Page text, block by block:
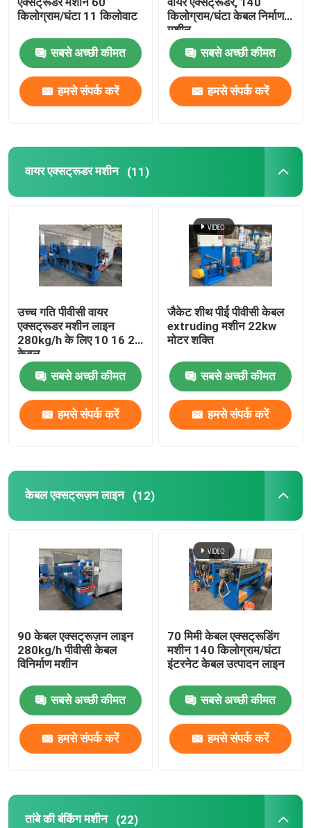
सर्पिल वेल्डेड पाइप बनाने की मशीन
केबल बॉबिन
केबल क्रॉस हेड
किलोग्राम/घंटा 11 किलोवाट
सबसे अच्छी कीमत
हमसे संपर्क करें
किलोग्राम/घंटा केबल निर्माण
मशीन
सबसे अच्छी कीमत
हमसे संपर्क करें
वायर एक्सट्रूडर मशीन (11)
उच्च गति पीवीसी वायर
एक्सट्रूडर मशीन लाइन
280kg/h के लिए 10 16 25
केबल
सबसे अच्छी कीमत
हमसे संपर्क करें
जैकेट शीथ पीई पीवीसी केबल
extruding मशीन 22kw
मोटर शक्ति
सबसे अच्छी कीमत
हमसे संपर्क करें
केबल एक्सट्रूज़न लाइन (12)
90 केबल एक्सट्रूज़न लाइन
280kg/h पीवीसी केबल
विनिर्माण मशीन
सबसे अच्छी कीमत
हमसे संपर्क करें
70 मिमी केबल एक्सट्रूडिंग
मशीन 140 किलोग्राम/घंटा
इंटरनेट केबल उत्पादन लाइन
सबसे अच्छी कीमत
हमसे संपर्क करें
तांबे की बंकिंग मशीन (22)